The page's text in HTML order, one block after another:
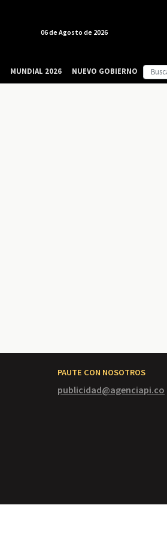
PAUTE CON NOSOTROS
publicidad@agenciapi.co
06 de Agosto de 2026
MUNDIAL 2026 NUEVO GOBIERNO